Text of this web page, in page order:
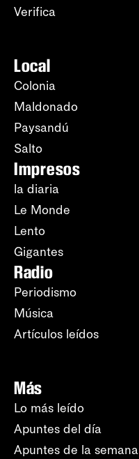
Verifica
Local
Colonia
Maldonado
Paysandú
Salto
Impresos
la diaria
Le Monde
Lento
Gigantes
Radio
Periodismo
Música
Artículos leídos
Más
Lo más leído
Apuntes del día
Apuntes de la semana